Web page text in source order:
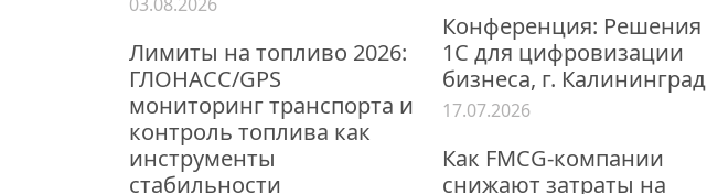
Лимиты на топливо 2026:
ГЛОНАСС/GPS
мониторинг транспорта и
контроль топлива как
инструменты
стабильности
Конференция: Решения
1С для цифровизации
бизнеса, г. Калининград
17.07.2026
Как FMCG-компании
снижают затраты на